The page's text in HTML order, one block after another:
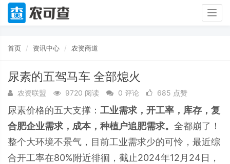
首页 资讯中心 农资商道
尿素的五驾马车 全部熄火
农资联盟 9720 阅读 0 评论 685 点赞
尿素价格的五大支撑： 工业需求，开工率，库存，复
合肥企业需求，成本，种植户追肥需求。 全都崩了！
整个大环境不景气，目前工业需求少的可怜，最近综
合开工率在80%附近徘徊，截止2024年12月24日，